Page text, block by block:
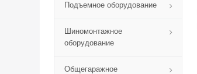
Подъемное оборудование
Шиномонтажное
оборудование
Общегаражное